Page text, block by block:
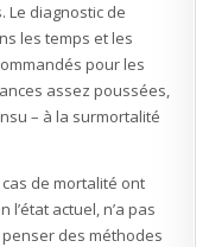
Le diagnostic de
les temps et les
pour les
assez poussées,
– à la surmortalité
de mortalité ont
actuel, n’a pas
des méthodes